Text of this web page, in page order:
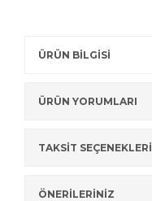
ÜRÜN BİLGİSİ
ÜRÜN YORUMLARI
TAKSİT SEÇENEKLERİ
ÖNERİLERİNİZ